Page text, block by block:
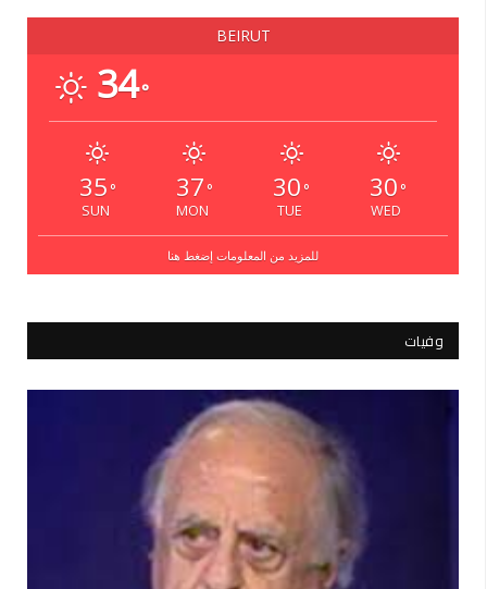
BEIRUT
34°
35 °
SUN
37 °
MON
30 °
TUE
30 °
WED
للمزيد من المعلومات إضغط هنا
وفيات